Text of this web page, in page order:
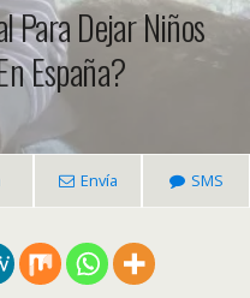
Para Dejar Niños
España?
Envía SMS